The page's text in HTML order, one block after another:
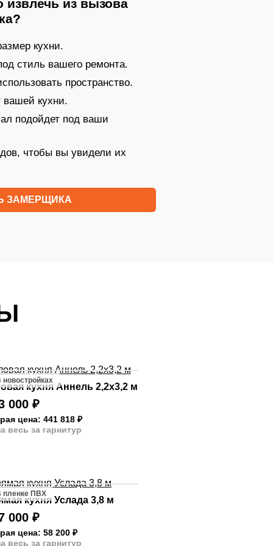
из вызова
кухни.
стиль вашего ремонта.
пространство.
вашей кухни.
подойдет под ваши
чтобы вы увидели их
ЗАМЕРЩИКА
новостройках
кухня Аннель 2,2х3,2 м
000 ₽
цена: 441 818 ₽
весь за гарнитур
пленке ПВХ
кухня Услада 3,8 м
000 ₽
цена: 58 200 ₽
весь за гарнитур